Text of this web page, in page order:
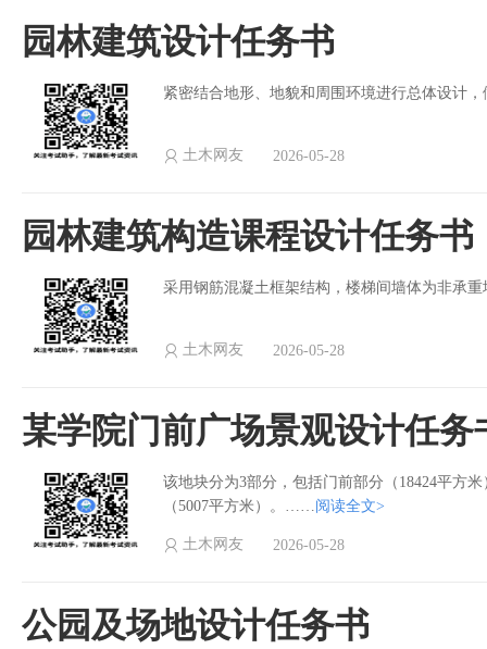
园林建筑设计任务书
紧密结合地形、地貌和周围环境进行总体设计
土木网友 2026-05-28
园林建筑构造课程设计任务书
采用钢筋混凝土框架结构，楼梯间墙体为非承
土木网友 2026-05-28
某学院门前广场景观设计任务
该地块分为3部分，包括门前部分（18424平方
（5007平方米）。……阅读全文>
土木网友 2026-05-28
公园及场地设计任务书